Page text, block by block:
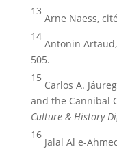
13
Arne Naess,
14
Antonin Artaud,
505.
15
Carlos A.
and the Cannibal
Culture & History
16
Jalal Al e-